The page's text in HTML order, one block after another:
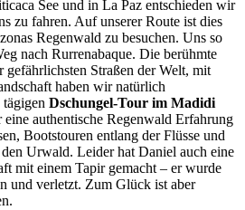
See und in La Paz entschieden wir
zu fahren. Auf unserer Route ist dies
Regenwald zu besuchen. Uns so
nach Rurrenabaque. Die berühmte
gefährlichsten Straßen der Welt, mit
haben wir natürlich
Dschungel-Tour im Madidi
authentische Regenwald Erfahrung
Bootstouren entlang der Flüsse und
Urwald. Leider hat Daniel auch eine
mit einem Tapir gemacht – er wurde
und verletzt. Zum Glück ist aber